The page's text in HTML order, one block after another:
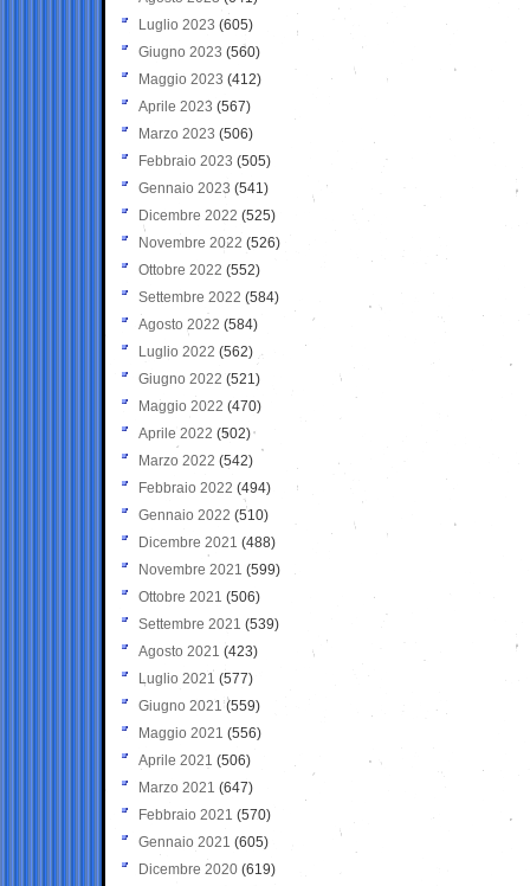
Luglio 2023 (605)
Giugno 2023 (560)
Maggio 2023 (412)
Aprile 2023 (567)
Marzo 2023 (506)
Febbraio 2023 (505)
Gennaio 2023 (541)
Dicembre 2022 (525)
Novembre 2022 (526)
Ottobre 2022 (552)
Settembre 2022 (584)
Agosto 2022 (584)
Luglio 2022 (562)
Giugno 2022 (521)
Maggio 2022 (470)
Aprile 2022 (502)
Marzo 2022 (542)
Febbraio 2022 (494)
Gennaio 2022 (510)
Dicembre 2021 (488)
Novembre 2021 (599)
Ottobre 2021 (506)
Settembre 2021 (539)
Agosto 2021 (423)
Luglio 2021 (577)
Giugno 2021(559)
Maggio 2021 (556)
Aprile 2021 (506)
Marzo 2021 (647)
Febbraio 2021 (570)
Gennaio 2021 (605)
Dicembre 2020 (619)